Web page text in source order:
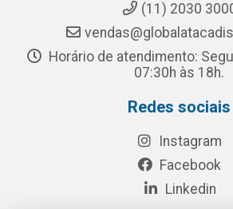
(11) 2030
Horário de atendimento:
07:30h às 18h.
Redes sociais
Instagram
Facebook
Linkedin